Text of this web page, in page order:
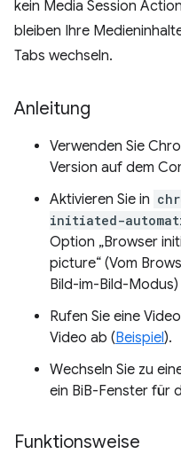
kein Media Session
bleiben Ihre
Tabs wechseln.
Anleitung
Verwenden Sie
Version auf dem
Aktivieren Sie in
initiated-
Option „Browser
picture“ (Vom
Bild-im-Bild-
Rufen Sie eine
Video ab (Beispiel).
Wechseln Sie zu
ein BiB-Fenster für
Funktionsweise